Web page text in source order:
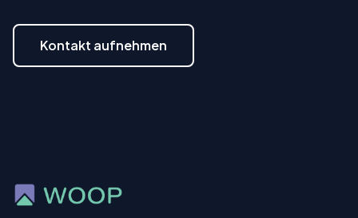
Kontakt aufnehmen